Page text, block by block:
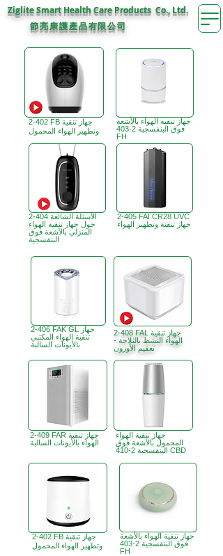
Ziglite Smart Health Care Products Co., Ltd.
節亮康護產品有限公司
2-402 FB جهاز تنقية
وتطهير الهواء المحمول
جهاز تنقية الهواء بالأشعة
فوق البنفسجية 2-403
FH
2-404 الأسئلة الشائعة
حول جهاز تنقية الهواء
المنزلي بالأشعة فوق
البنفسجية
2-405 FAI CR28 UVC
جهاز تنقية وتطهير الهواء
2-406 FAK GL جهاز
تنقية الهواء المكتبي
بالأيونات السالبة
2-408 FAL جهاز تنقية
الهواء النشط بالثلاجة -
تعقيم الأوزون
2-409 FAR جهاز تنقية
الهواء بالأيونات السالبة
جهاز تنقية الهواء
المحمول بالأشعة فوق
البنفسجية 2-410 CBD
2-402 FB جهاز تنقية
وتطهير الهواء المحمول
جهاز تنقية الهواء بالأشعة
فوق البنفسجية 2-403
FH